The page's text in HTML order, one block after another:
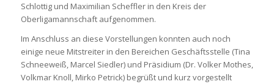
Schlottig und Maximilian Scheffler in den Kreis der
Oberligamannschaft aufgenommen.
Im Anschluss an diese Vorstellungen konnten auch noch
einige neue Mitstreiter in den Bereichen Geschäftsstelle (Tina
Schneeweiß, Marcel Siedler) und Präsidium (Dr. Volker Mothes,
Volkmar Knoll, Mirko Petrick) begrüßt und kurz vorgestellt